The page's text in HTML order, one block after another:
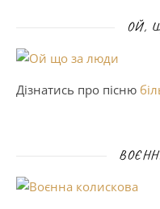
ОЙ,
Дізнатись про пісню